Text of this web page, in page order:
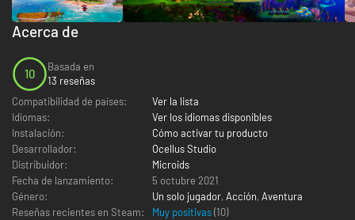
Acerca de
10
Basada en
13 reseñas
Compatibilidad de países:
Ver la lista
Idiomas:
Ver los idiomas disponibles
Instalación:
Cómo activar tu producto
Desarrollador:
Ocellus Studio
Distribuidor:
Microids
Fecha de lanzamiento:
5 octubre 2021
Género:
Un solo jugador, Acción, Aventura
Reseñas recientes en Steam:
Muy positivas(10)